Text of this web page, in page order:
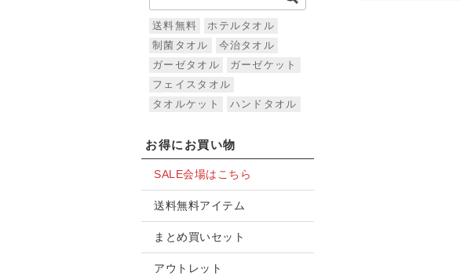
送料無料
ホテルタオル
制菌タオル
今治タオル
ガーゼタオル
ガーゼケット
フェイスタオル
タオルケット
ハンドタオル
お得にお買い物
SALE会場はこちら
送料無料アイテム
まとめ買いセット
アウトレット